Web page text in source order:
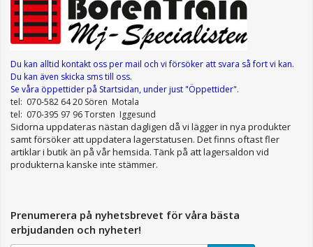
Du kan alltid kontakt oss per mail och vi försöker att svara så fort vi kan.
Du kan även skicka sms till oss.
Se våra öppettiderpå Startsidan, under just "Öppettider".
tel: 070-582 64 20 Sören Motala
tel: 070-395 97 96 Torsten Iggesund
Sidorna uppdateras nästan dagligen då vi lägger in nya produkter
samt försöker att uppdatera lagerstatusen. Det finns oftast fler
artiklar i butik än på vår hemsida. Tänk på att lagersaldon vid
produkterna kanske inte stämmer.
Prenumerera på nyhetsbrevet för våra bästa
erbjudanden och nyheter!